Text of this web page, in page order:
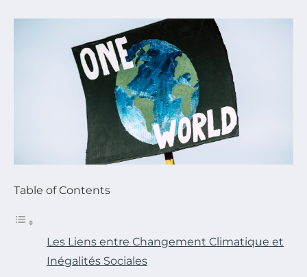
Table of Contents
Les Liens entre Changement Climatique et
Inégalités Sociales